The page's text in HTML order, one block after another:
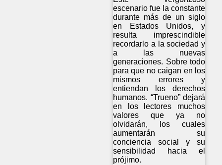
escenario fue la constante
durante más de un siglo
en Estados Unidos, y
resulta imprescindible
recordarlo a la sociedad y
a las nuevas
generaciones. Sobre todo
para que no caigan en los
mismos errores y
entiendan los derechos
humanos. “Trueno” dejará
en los lectores muchos
valores que ya no
olvidarán, los cuales
aumentarán su
conciencia social y su
sensibilidad hacia el
prójimo.